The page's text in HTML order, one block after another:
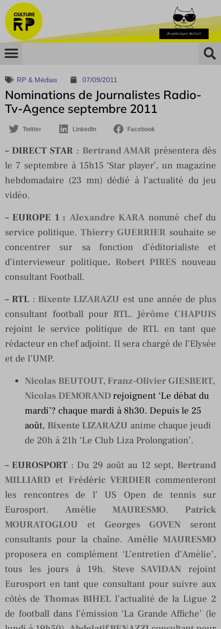
RP & Médias 07/09/2011
Nominations de Journalistes Radio-
Tv-Agence septembre 2011
Twitter LinkedIn Facebook
– DIRECT STAR : Bertrand AMAR présentera dès
le 7 septembre à 15h15 ‘Star player’, un magazine
hebdomadaire (23 mn) dédié à l’actualité du jeu
vidéo.
– EUROPE 1: Alexandre KARAnommé chef du
service politique. Thierry GUERRIER souhaite se
concentrer sur sa fonction d’éditorialiste et
d’intervieweur politique. Robert PIRES nouveau
consultant Football.
– RTL: Bixente LIZARAZU est une année de plus
consultant football pour RTL. Jérôme CHAPUIS
rejoint le service politique de RTL en tant que
rédacteur en chef adjoint. Il sera chargé de l’Elysée
et de l’UMP.
Nicolas BEUTOUT, Franz-Olivier GIESBERT,
Nicolas DEMORANDrejoignent ‘Le débat du
mardi’? chaque mardi à 8h30. Depuis le 25
août, Bixente LIZARAZU anime chaque jeudi
de 20h à 21h ‘Le Club Liza Prolongation’.
– EUROSPORT : Du 29 août au 12 sept, Bertrand
MILLIARD et Frédéric VERDIER commenteront
les rencontres de l’ US Open de tennis sur
Eurosport. Amélie MAURESMO, Patrick
MOURATOGLOU et Georges GOVEN seront
consultants pour la chaîne. Amélie MAURESMO
proposera en complément ‘L’entretien d’Amélie’,
tous les jours à 19h. Steve SAVIDAN rejoint
Eurosport en tant que consultant pour suivre aux
côtés de Thomas BIHELl’actualité de la Ligue 2
de football dans l’émission ‘La Grande Affiche’ (le